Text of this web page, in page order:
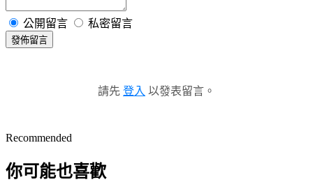
公開留言 私密留言
發佈留言
請先 登入 以發表留言。
Recommended
你可能也喜歡